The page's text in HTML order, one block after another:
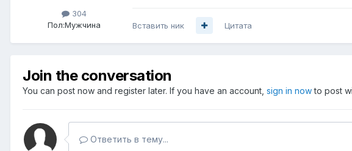
304
Пол:Мужчина Вставить ник Цитата
Join the conversation
You can post now and register later. If you have an account, sign in nowto post
Ответить в тему...